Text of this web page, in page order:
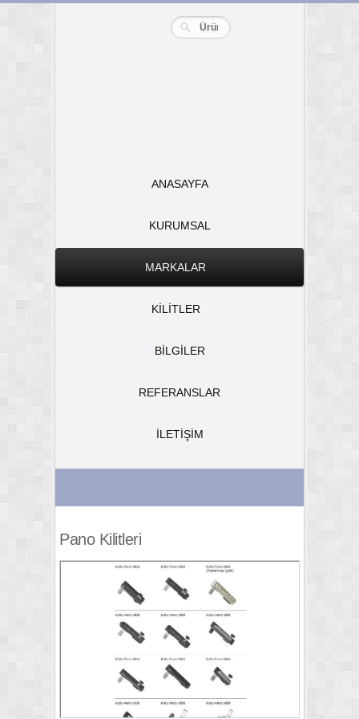
ANASAYFA
KURUMSAL
MARKALAR
KİLİTLER
BİLGİLER
REFERANSLAR
İLETİŞİM
Pano Kilitleri